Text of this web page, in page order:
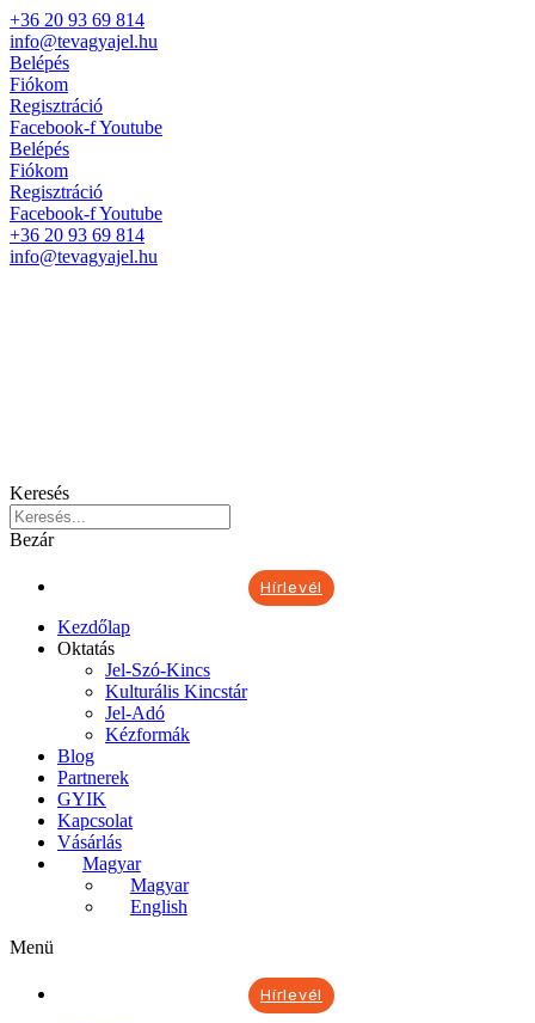
+36 20 93 69 814
info@tevagyajel.hu
Belépés
Fiókom
Regisztráció
Facebook-fYoutube
Belépés
Fiókom
Regisztráció
Facebook-fYoutube
+36 20 93 69 814
info@tevagyajel.hu
Keresés
Bezár
Hírlevél
Kezdőlap
Oktatás
Jel-Szó-Kincs
Kulturális Kincstár
Jel-Adó
Kézformák
Blog
Partnerek
GYIK
Kapcsolat
Vásárlás
Magyar
Magyar
English
Menü
Hírlevél